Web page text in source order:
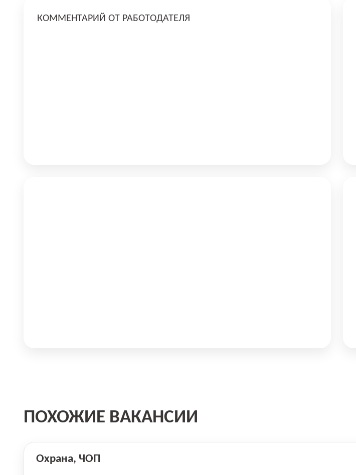
КОММЕНТАРИЙ ОТ РАБОТОДАТЕЛЯ
ПОХОЖИЕ ВАКАНСИИ
Охрана, ЧОП